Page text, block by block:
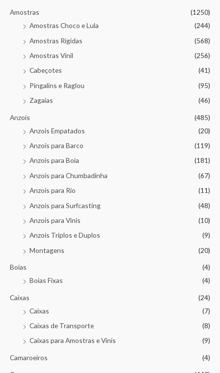
Amostras
(1250)
Amostras Choco e Lula
(244)
Amostras Rigidas
(568)
Amostras Vinil
(256)
Cabeçotes
(41)
Pingalins e Raglou
(95)
Zagaias
(46)
Anzois
(485)
Anzois Empatados
(20)
Anzois para Barco
(119)
Anzois para Boia
(181)
Anzois para Chumbadinha
(67)
Anzois para Rio
(11)
Anzois para Surfcasting
(48)
Anzois para Vinis
(10)
Anzois Triplos e Duplos
(9)
Montagens
(20)
Boias
(4)
Boias Fixas
(4)
Caixas
(24)
Caixas
(7)
Caixas de Transporte
(8)
Caixas para Amostras e Vinis
(9)
Camaroeiros (4)